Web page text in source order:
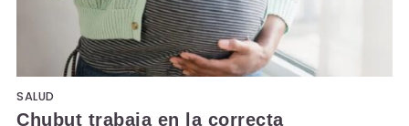
SALUD
Chubut trabaja en la correcta